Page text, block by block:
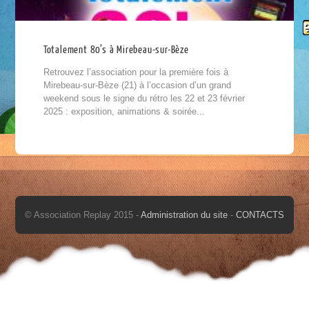
Totalement 80’s à Mirebeau-sur-Bèze
Retrouvez l’association pour la première fois à
Mirebeau-sur-Bèze (21) à l’occasion d’un grand
weekend sous le signe du rétro les 22 et 23 février
2025 : exposition, animations & soirée...
© Association Replay 2015 - Administration du site - CONTACTS